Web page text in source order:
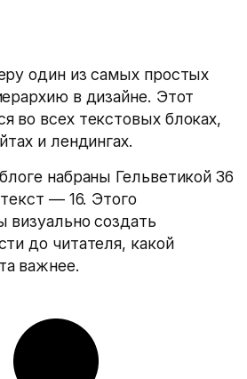
один из самых простых
в дизайне. Этот
во всех текстовых блоках,
и лендингах.
набраны Гельветикой 36
— 16. Этого
визуально создать
до читателя, какой
важнее.